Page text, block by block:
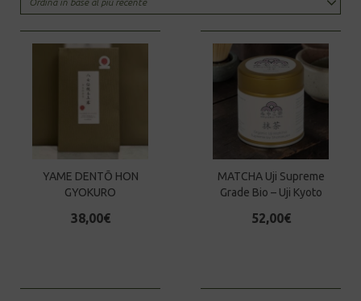
latest
YAME DENTŌ HON
GYOKURO
38,00€
MATCHA Uji Supreme
Grade Bio – Uji Kyoto
52,00€